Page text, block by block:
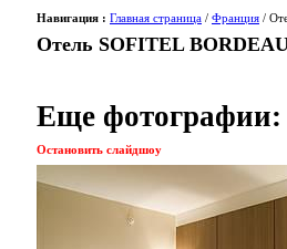
Навигация : Главная страница / Франция /
Отель SOFITEL
Еще фотографии:
Остановить слайдшоу